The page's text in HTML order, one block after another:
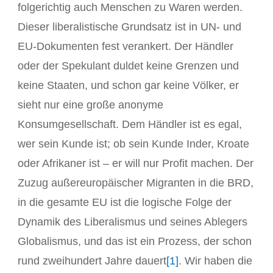
folgerichtig auch Menschen zu Waren werden.
Dieser liberalistische Grundsatz ist in UN- und
EU-Dokumenten fest verankert. Der Händler
oder der Spekulant duldet keine Grenzen und
keine Staaten, und schon gar keine Völker, er
sieht nur eine große anonyme
Konsumgesellschaft. Dem Händler ist es egal,
wer sein Kunde ist; ob sein Kunde Inder, Kroate
oder Afrikaner ist – er will nur Profit machen. Der
Zuzug außereuropäischer Migranten in die BRD,
in die gesamte EU ist die logische Folge der
Dynamik des Liberalismus und seines Ablegers
Globalismus, und das ist ein Prozess, der schon
rund zweihundert Jahre dauert[1]. Wir haben die